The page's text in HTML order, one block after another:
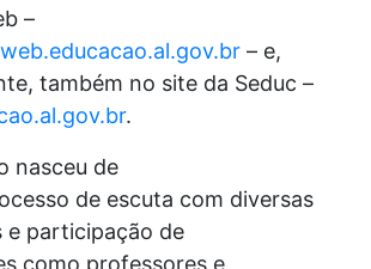
–
– e,
também no site da Seduc –
.
nasceu de
de escuta com diversas
e participação de
como professores e